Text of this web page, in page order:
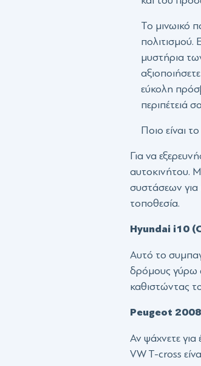
Το μινωικό
πολιτισμού.
μυστήρια
εύκολη
περιπέτειά
Ποιο είναι
Για να
αυτοκινήτου.
συστάσεων για
τοποθεσία.
Hyundai i10
Αυτό το
δρόμους γύρω
καθιστώντας
Peugeot
Αν ψάχνετε
VW T-cross